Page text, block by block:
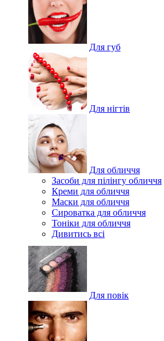
Для губ
Для нігтів
Для обличчя
Засоби для пілінгу обличчя
Креми для обличчя
Маски для обличчя
Сироватка для обличчя
Тоніки для обличчя
Дивитись всі
Для повік